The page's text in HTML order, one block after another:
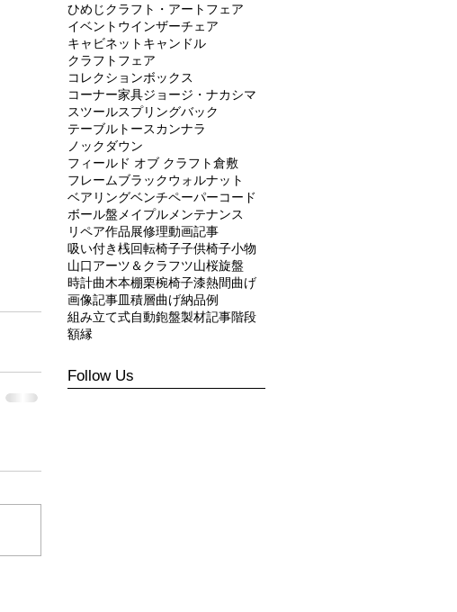
ひめじクラフト・アートフェア
イベント ウインザーチェア
キャビネット キャンドル
クラフトフェア
コレクションボックス
コーナー家具ジョージ・ナカシマ
スツールスプリングバック
テーブル トースカンナラ
ノックダウン
フィールド オブ クラフト倉敷
フレームブラックウォルナット
ベアリングベンチペーパーコード
ボール盤 メイプル メンテナンス
リペア作品展修理動画記事
吸い付き桟回転椅子子供椅子小物
山口アーツ＆クラフツ山桜旋盤
時計曲木本棚栗椀椅子漆熱間曲げ
画像記事皿積層曲げ納品例
組み立て式自動鉋盤製材記事階段
額縁
Follow Us